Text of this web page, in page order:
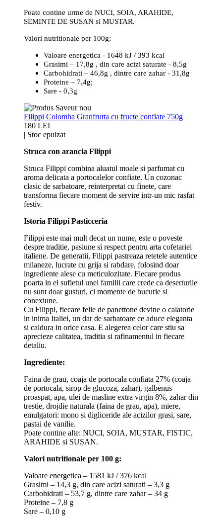
Poate contine urme de NUCI, SOIA, ARAHIDE,
SEMINTE DE SUSAN si MUSTAR.
Valori nutritionale per 100g:
Valoare energetica - 1648 kJ / 393 kcal
Grasimi – 17,8g , din care acizi saturate - 8,5g
Carbohidrati – 46,8g , dintre care zahar - 31,8g
Proteine – 7,4g;
Sare - 0,3g
Filippi Colomba Granfrutta cu fructe confiate 750g
180 LEI
| Stoc epuizat
Struca con arancia Filippi
Struca Filippi combina aluatul moale si parfumat cu
aroma delicata a portocalelor confiate. Un cozonac
clasic de sarbatoare, reinterpretat cu finete, care
transforma fiecare moment de servire intr-un mic rasfat
festiv.
Istoria Filippi Pasticceria
Filippi este mai mult decat un nume, este o poveste
despre traditie, pasiune si respect pentru arta cofetariei
italiene. De generatii, Filippi pastreaza retetele autentice
milaneze, lucrate cu grija si rabdare, folosind doar
ingrediente alese cu meticulozitate. Fiecare produs
poarta in el sufletul unei familii care crede ca deserturile
nu sunt doar gusturi, ci momente de bucurie si
conexiune.
Cu Filippi, fiecare felie de panettone devine o calatorie
in inima Italiei, un dar de sarbatoare ce aduce eleganta
si caldura in orice casa. E alegerea celor care stiu sa
aprecieze calitatea, traditia si rafinamentul in fiecare
detaliu.
Ingrediente:
Faina de grau, coaja de portocala confiata 27% (coaja
de portocala, sirop de glucoza, zahar), galbenus
proaspat, apa, ulei de masline extra virgin 8%, zahar din
trestie, drojdie naturala (faina de grau, apa), miere,
emulgatori: mono si digliceride ale acizilor grasi, sare,
pastai de vanilie.
Poate contine alte: NUCI, SOIA, MUSTAR, FISTIC,
ARAHIDE si SUSAN.
Valori nutritionale per 100 g:
Valoare energetica – 1581 kJ / 376 kcal
Grasimi – 14,3 g, din care acizi saturati – 3,3 g
Carbohidrati – 53,7 g, dintre care zahar – 34 g
Proteine – 7,8 g
Sare – 0,10 g